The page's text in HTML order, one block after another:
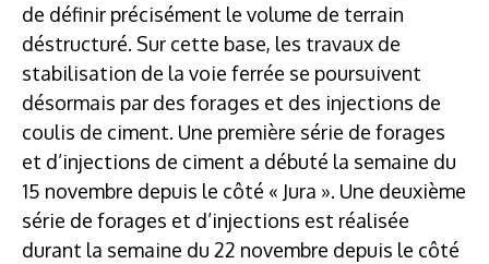
de définir précisément le volume de terrain
déstructuré. Sur cette base, les travaux de
stabilisation de la voie ferrée se poursuivent
désormais par des forages et des injections de
coulis de ciment. Une première série de forages
et d’injections de ciment a débuté la semaine du
15 novembre depuis le côté « Jura ». Une deuxième
série de forages et d’injections est réalisée
durant la semaine du 22 novembre depuis le côté